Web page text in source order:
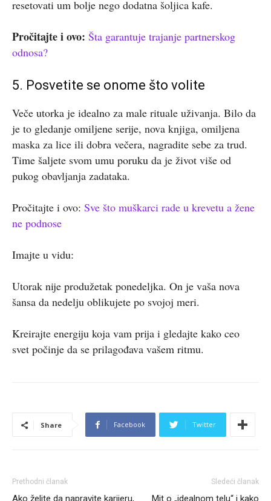
resetovati um bolje nego dodatna šoljica kafe.
Pročitajte i ovo: Šta garantuje trajanje partnerskog
odnosa?
5. Posvetite se onome što volite
Veče utorka je idealno za male rituale uživanja. Bilo da
je to gledanje omiljene serije, nova knjiga, omiljena
maska za lice ili dobra večera, nagradite sebe za trud.
Time šaljete svom umu poruku da je život više od
pukog obavljanja zadataka.
Pročitajte i ovo: Sve što muškarci rade u krevetu a žene
ne podnose
Imajte u vidu:
Utorak nije produžetak ponedeljka. On je vaša nova
šansa da nedelju oblikujete po svojoj meri.
Kreirajte energiju koja vam prija i gledajte kako ceo
svet počinje da se prilagođava vašem ritmu.
Share Facebook Twitter
Prethodni članak
Ako želite da napravite karijeru,
Sledeći članak
Mit o „idealnom telu“ i kako